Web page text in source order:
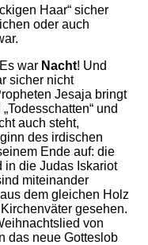
Haar“ sicher
oder auch
war Nacht! Und
sicher nicht
Jesaja bringt
und
auch steht,
des irdischen
Ende auf: die
in die Judas Iskariot
miteinander
dem gleichen Holz
gesehen.
von
das neue Gotteslob